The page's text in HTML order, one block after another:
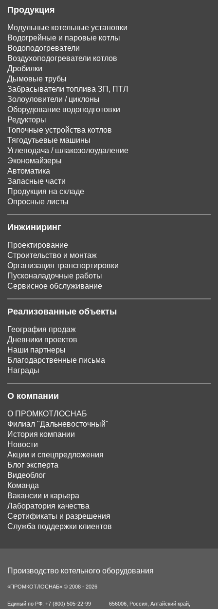
Продукция
Модульные котельные установки
Водогрейные и паровые котлы
Водоподогреватели
Воздухоподогреватели котлов
Дробилки
Дымовые трубы
Забрасыватели топлива ЗП, ПТЛ
Золоуловители / циклоны
Оборудование водоподготовки
Редукторы
Топочные устройства котлов
Тягодутьевые машины
Углеподача / шлакозолоудаление
Экономайзеры
Автоматика
Запасные части
Продукция на складе
Опросные листы
Инжиниринг
Проектирование
Строительство и монтаж
Организация транспортировки
Пусконаладочные работы
Сервисное обслуживание
Реализованные объекты
География продаж
Дневники проектов
Наши партнеры
Благодарственные письма
Награды
О компании
О ПРОМКОТЛОСНАБ
Филиал "Дальневосточный"
История компании
Новости
Акции и спецпредложения
Блог эксперта
Видеоблог
Команда
Вакансии и карьера
Лаборатория качества
Сертификаты и разрешения
Служба поддержки клиентов
Производство котельного оборудования
«ПРОМКОТЛОСНАБ» © 2008 - 2026
Единый по РФ: +7 (800) 505-22-99
656006 Россия Алтайский край